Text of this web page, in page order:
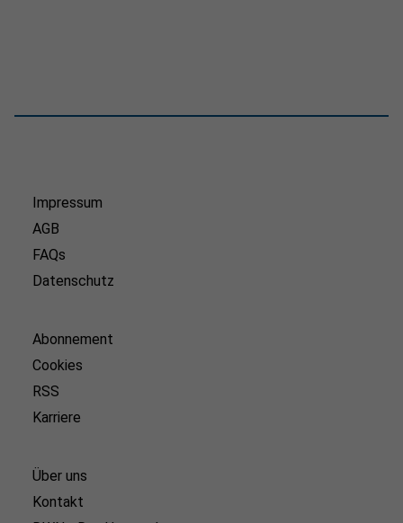
Impressum
AGB
FAQs
Datenschutz
Abonnement
Cookies
RSS
Karriere
Über uns
Kontakt